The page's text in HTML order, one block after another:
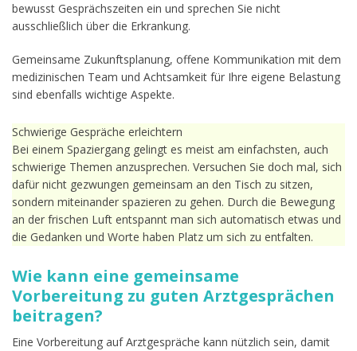
bewusst Gesprächszeiten ein und sprechen Sie nicht
ausschließlich über die Erkrankung.
Gemeinsame Zukunftsplanung, offene Kommunikation mit dem
medizinischen Team und Achtsamkeit für Ihre eigene Belastung
sind ebenfalls wichtige Aspekte.
Schwierige Gespräche erleichtern
Bei einem Spaziergang gelingt es meist am einfachsten, auch
schwierige Themen anzusprechen. Versuchen Sie doch mal, sich
dafür nicht gezwungen gemeinsam an den Tisch zu sitzen,
sondern miteinander spazieren zu gehen. Durch die Bewegung
an der frischen Luft entspannt man sich automatisch etwas und
die Gedanken und Worte haben Platz um sich zu entfalten.
Wie kann eine gemeinsame
Vorbereitung zu guten Arztgesprächen
beitragen?
Eine Vorbereitung auf Arztgespräche kann nützlich sein, damit